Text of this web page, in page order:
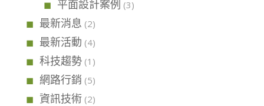
平面設計案例 (3)
最新消息 (2)
最新活動 (4)
科技趨勢(1)
網路行銷 (5)
資訊技術(2)